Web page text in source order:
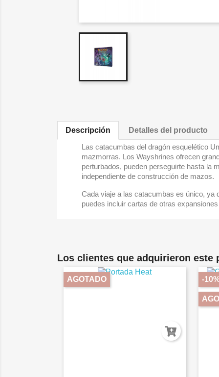
Descripción
Detalles del producto
Las catacumbas del dragón esquelético
mazmorras. Los Wayshrines ofrecen
perturbados, pueden perseguirte hasta la
independiente de construcción de mazos.
Cada viaje a las catacumbas es único, ya
puedes incluir cartas de otras
Los clientes que adquirieron
AGOTADO -